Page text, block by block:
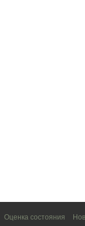
Оценка состояния